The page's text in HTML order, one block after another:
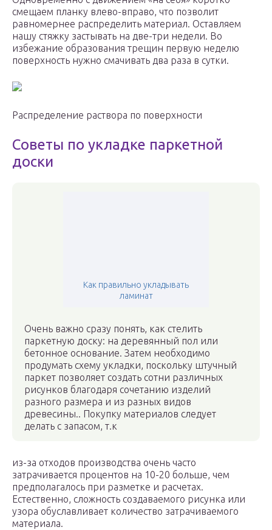
смещаем планку влево-вправо, что позволит
равномернее распределить материал. Оставляем
нашу стяжку застывать на две-три недели. Во
избежание образования трещин первую неделю
поверхность нужно смачивать два раза в сутки.
Распределение раствора по поверхности
Советы по укладке паркетной
доски
Как правильно укладывать
ламинат
Очень важно сразу понять, как стелить
паркетную доску: на деревянный пол или
бетонное основание. Затем необходимо
продумать схему укладки, поскольку штучный
паркет позволяет создать сотни различных
рисунков благодаря сочетанию изделий
разного размера и из разных видов
древесины.. Покупку материалов следует
делать с запасом, т.к
из-за отходов производства очень часто
затрачивается процентов на 10-20 больше, чем
предполагалось при разметке и расчетах.
Естественно, сложность создаваемого рисунка или
узора обуславливает количество затрачиваемого
материала.